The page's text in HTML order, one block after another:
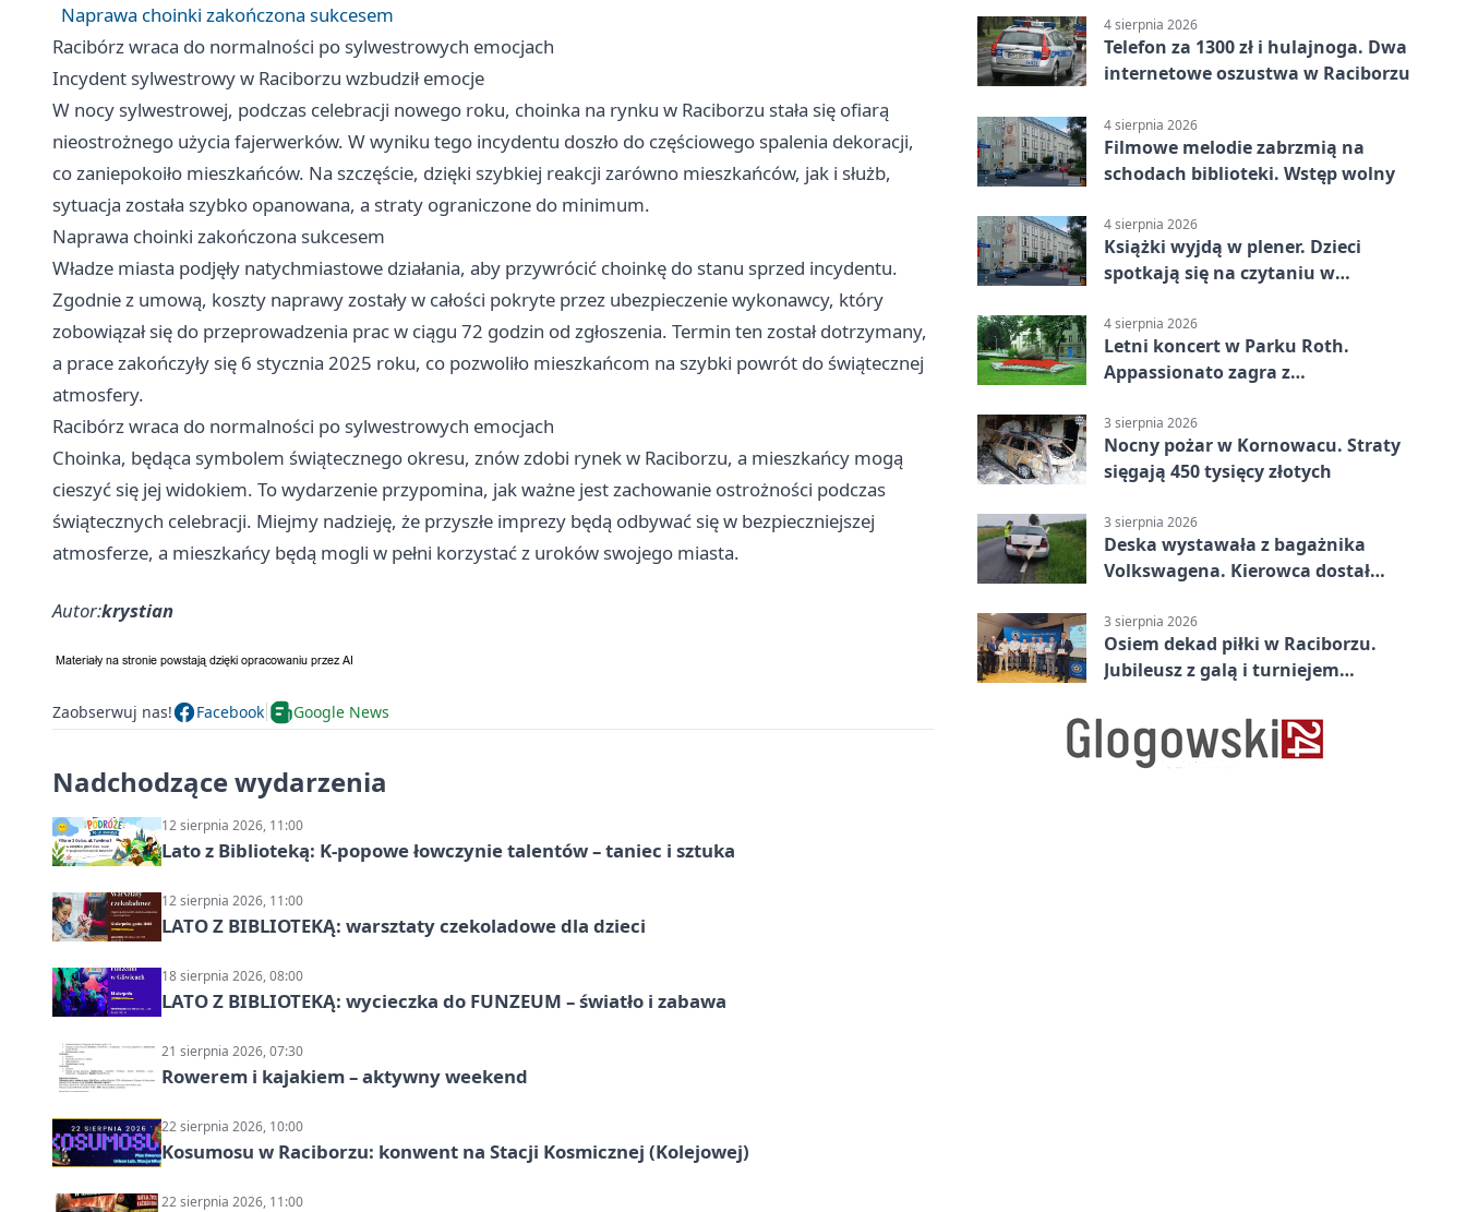
Naprawa choinki zakończona sukcesem
Racibórzwraca do normalności po sylwestrowych emocjach
Incydent sylwestrowy w Raciborzu wzbudził emocje
W nocy sylwestrowej, podczas celebracji nowego roku, choinka na rynku w Raciborzu stała się ofiarą
nieostrożnego użycia fajerwerków. W wyniku tego incydentu doszło do częściowego spalenia dekoracji,
co zaniepokoiło mieszkańców. Na szczęście, dzięki szybkiej reakcji zarówno mieszkańców, jak i służb,
sytuacja została szybko opanowana, a straty ograniczone do minimum.
Naprawa choinki zakończona sukcesem
Władze miasta podjęły natychmiastowe działania, aby przywrócić choinkę do stanu sprzed incydentu.
Zgodnie z umową, koszty naprawy zostały w całości pokryte przez ubezpieczenie wykonawcy, który
zobowiązał się do przeprowadzenia prac w ciągu 72 godzin od zgłoszenia. Termin ten został dotrzymany,
a prace zakończyły się 6 stycznia 2025 roku, co pozwoliło mieszkańcom na szybki powrót do świątecznej
atmosfery.
Racibórzwraca do normalności po sylwestrowych emocjach
Choinka, będąca symbolem świątecznego okresu, znów zdobi rynek w Raciborzu, a mieszkańcy mogą
cieszyć się jej widokiem. To wydarzenie przypomina, jak ważne jest zachowanie ostrożności podczas
świątecznych celebracji. Miejmy nadzieję, że przyszłe imprezy będą odbywać się w bezpieczniejszej
atmosferze, a mieszkańcy będą mogli w pełni korzystać z uroków swojego miasta.
Autor:krystian
Zaobserwuj nas! Facebook Google News
Nadchodzące wydarzenia
12 sierpnia 2026, 11:00
Lato z Biblioteką: K-popowe łowczynie talentów – taniec i sztuka
12 sierpnia 2026, 11:00
LATO Z BIBLIOTEKĄ: warsztaty czekoladowe dla dzieci
18 sierpnia 2026, 08:00
LATO Z BIBLIOTEKĄ: wycieczka do FUNZEUM – światło i zabawa
21 sierpnia 2026, 07:30
Rowerem i kajakiem – aktywny weekend
22 sierpnia 2026, 10:00
Kosumosu w Raciborzu: konwent na Stacji Kosmicznej (Kolejowej)
22 sierpnia 2026, 11:00
4 sierpnia 2026
Telefon za 1300 zł i hulajnoga. Dwa
internetowe oszustwa w Raciborzu
4 sierpnia 2026
Filmowe melodie zabrzmią na
schodach biblioteki. Wstęp wolny
4 sierpnia 2026
Książki wyjdą w plener. Dzieci
spotkają się na czytaniu w
4 sierpnia 2026
Letni koncert w Parku Roth.
Appassionato zagra z
3 sierpnia 2026
Nocny pożar w Kornowacu. Straty
sięgają 450 tysięcy złotych
3 sierpnia 2026
Deska wystawała z bagażnika
Volkswagena. Kierowca dostał
3 sierpnia 2026
Osiem dekad piłki w Raciborzu.
Jubileusz z galą i turniejem